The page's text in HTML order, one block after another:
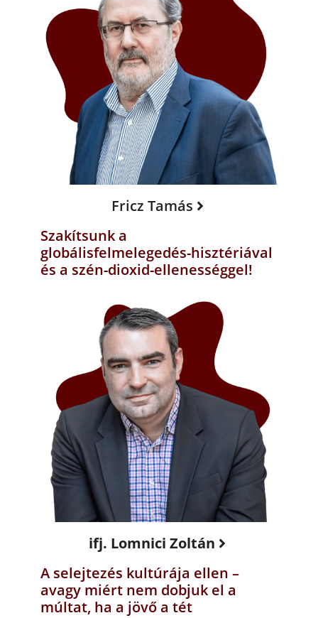
Fricz Tamás
Szakítsunk a
globálisfelmelegedés-hisztériával
és a szén-dioxid-ellenességgel!
ifj. Lomnici Zoltán
A selejtezés kultúrája ellen –
avagy miért nem dobjuk el a
múltat, ha a jövő a tét